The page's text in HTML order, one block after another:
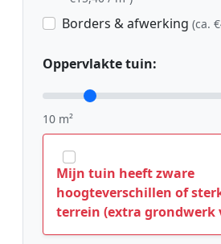
Borders & afwerking (ca.
Oppervlakte tuin:
10 m²
Mijn tuin heeft zware
hoogteverschillen of
terrein (extra grondwerk